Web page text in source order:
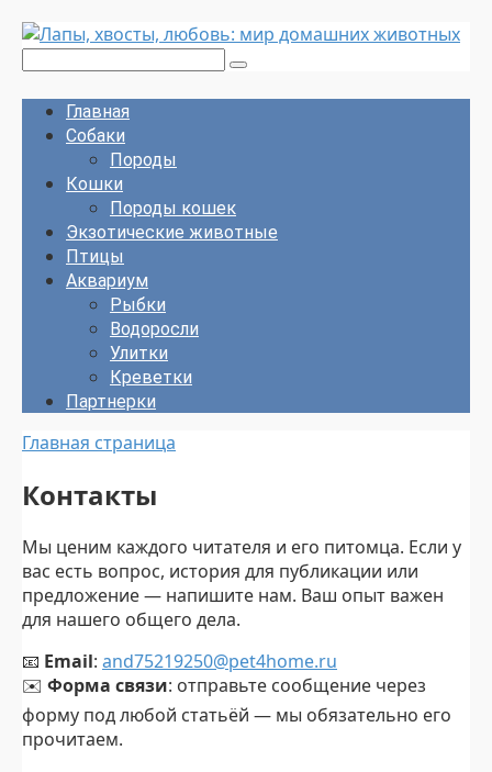
Перейти
к
Поиск:
Главная
Собаки
Породы
Кошки
Породы кошек
Экзотические животные
Птицы
Аквариум
Рыбки
Водоросли
Улитки
Креветки
Партнерки
Главная страница
Контакты
Мы ценим каждого читателя и его питомца. Если у
вас есть вопрос, история для публикации или
предложение — напишите нам. Ваш опыт важен
для нашего общего дела.
📧 Email: and75219250@pet4home.ru
✉️ Форма связи: отправьте сообщение через
форму под любой статьёй — мы обязательно его
прочитаем.